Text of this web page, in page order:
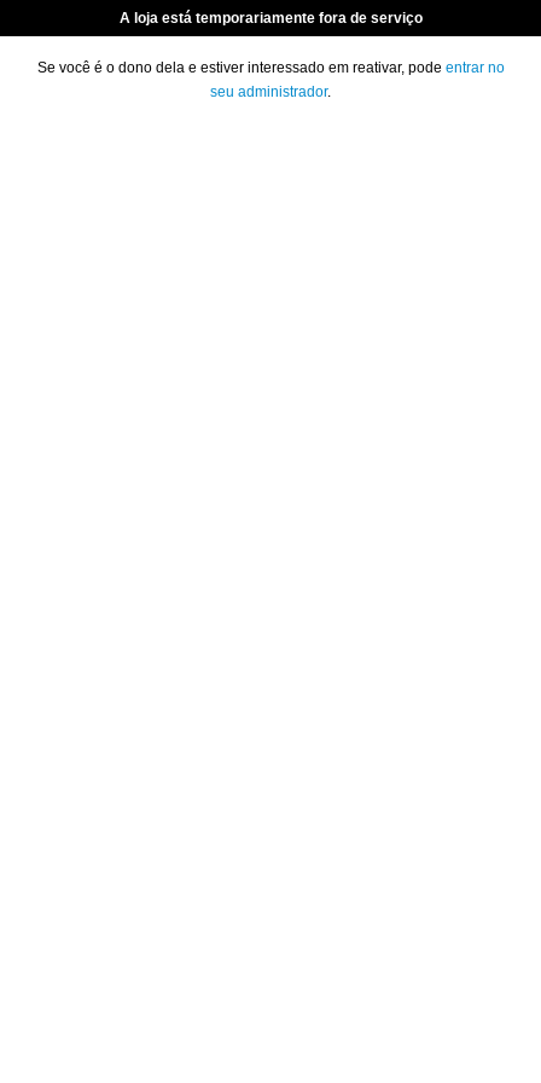
A loja está temporariamente fora de serviço
Se você é o dono dela e estiver interessado em reativar, pode entrar no
seu administrador.